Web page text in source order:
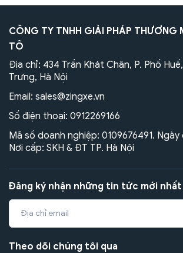
CÔNG TY TNHH GIẢI PHÁP THƯƠNG
TÔ
Địa chỉ: 434 Trần Khát Chân, P. Phố
Trưng, Hà Nội
Email: sales@zingxe.vn
Số điện thoại: 0912269166
Mã số doanh nghiệp: 0109676491.
Nơi cấp: SKH & ĐT TP. Hà Nội
Đăng ký nhận những tin tức mới
Theo dõi chúng tôi qua